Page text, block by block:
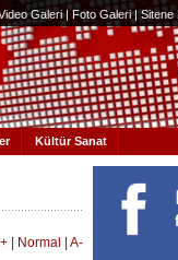
Galeri|Foto Galeri|Sitene
Kültür Sanat
Normal A-